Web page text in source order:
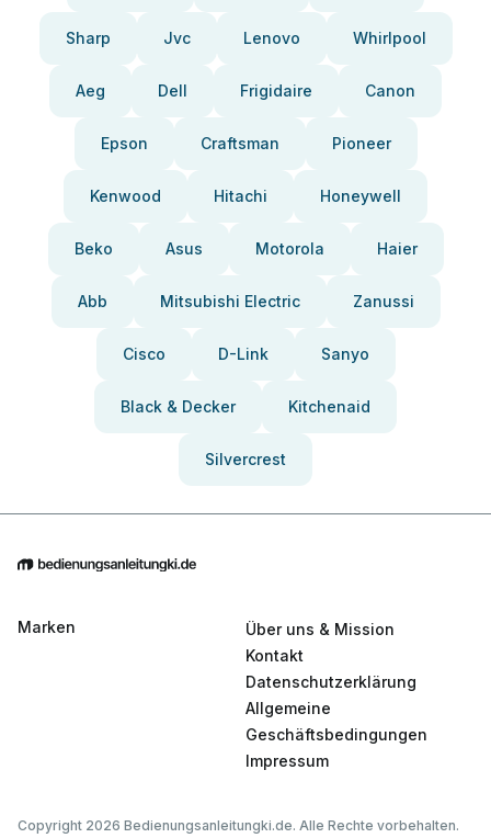
Sharp Jvc Lenovo Whirlpool
Aeg Dell Frigidaire Canon
Epson Craftsman Pioneer
Kenwood Hitachi Honeywell
Beko Asus Motorola Haier
Abb Mitsubishi Electric Zanussi
Cisco D-Link Sanyo
Black & Decker Kitchenaid
Silvercrest
Marken
Über uns & Mission
Kontakt
Datenschutzerklärung
Allgemeine
Geschäftsbedingungen
Impressum
Copyright 2026 Bedienungsanleitungki.de. Alle Rechte vorbehalten.